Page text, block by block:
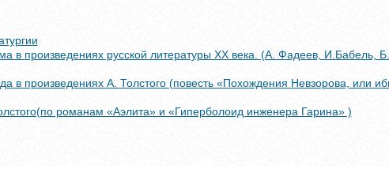
в произведениях русской литературы XX века. (А. Фадеев, И.Бабель,
в произведениях А. Толстого (повесть «Похождения Невзорова, или
романам «Аэлита» и «Гиперболоид инженера Гарина» )